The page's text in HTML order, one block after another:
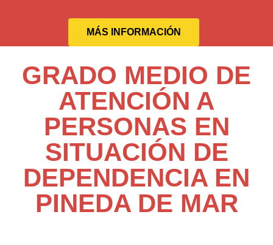
MÁS INFORMACIÓN
GRADO MEDIO DE
ATENCIÓN A
PERSONAS EN
SITUACIÓN DE
DEPENDENCIA EN
PINEDA DE MAR